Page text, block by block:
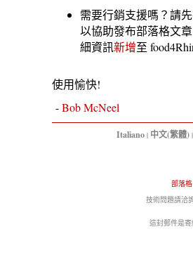
需要行銷支援嗎？請
以協助發布部落格文
細資訊新增至
使用愉快!
-Bob McNeel
Italiano| 中文(繁體)|
部落格
技術問題請洽
這封郵件是